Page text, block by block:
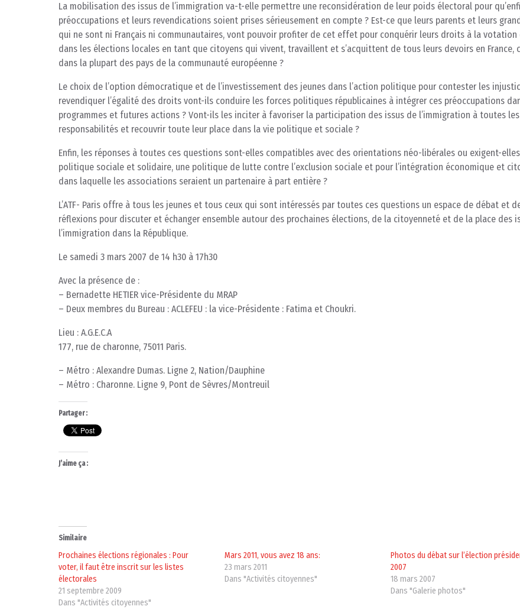
La mobilisation des issus de l’immigration va-t-elle permettre une reconsidération de leur poids électoral pour
préoccupations et leurs revendications soient prises sérieusement en compte ? Est-ce que leurs parents et leurs
qui ne sont ni Français ni communautaires, vont pouvoir profiter de cet effet pour conquérir leurs droits à la votation
dans les élections locales en tant que citoyens qui vivent, travaillent et s’acquittent de tous leurs devoirs en France,
dans la plupart des pays de la communauté européenne ?
Le choix de l’option démocratique et de l’investissement des jeunes dans l’action politique pour contester les
revendiquer l’égalité des droits vont-ils conduire les forces politiques républicaines à intégrer ces préoccupations
programmes et futures actions ? Vont-ils les inciter à favoriser la participation des issus de l’immigration à toutes les
responsabilités et recouvrir toute leur place dans la vie politique et sociale ?
Enfin, les réponses à toutes ces questions sont-elles compatibles avec des orientations néo-libérales ou exigent-
politique sociale et solidaire, une politique de lutte contre l’exclusion sociale et pour l’intégration économique et
dans laquelle les associations seraient un partenaire à part entière ?
L’ATF- Paris offre à tous les jeunes et tous ceux qui sont intéressés par toutes ces questions un espace de débat et
réflexions pour discuter et échanger ensemble autour des prochaines élections, de la citoyenneté et de la place des
l’immigration dans la République.
Le samedi 3 mars 2007 de 14 h30 à 17h30
Avec la présence de :
– Bernadette HETIER vice-Présidente du MRAP
– Deux membres du Bureau : ACLEFEU : la vice-Présidente : Fatima et Choukri.
Lieu : A.G.E.C.A
177, rue de charonne, 75011 Paris.
– Métro : Alexandre Dumas. Ligne 2, Nation/Dauphine
– Métro : Charonne. Ligne 9, Pont de Sèvres/Montreuil
Partager :
J’aime ça :
Similaire
Prochaines élections régionales : Pour
voter, il faut être inscrit sur les listes
électorales
21 septembre 2009
Dans "Activités citoyennes"
Mars 2011, vous avez 18 ans:
23 mars 2011
Dans "Activités citoyennes"
Photos du débat sur l’élection
2007
18 mars 2007
Dans "Galerie photos"